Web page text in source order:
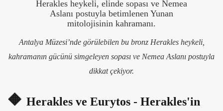
Antalya Müzesi’nde görülebilen bu bronz Herakles heykeli,
kahramanın gücünü simgeleyen sopası ve Nemea Aslanı postuyla
dikkat çekiyor.
🔶 Herakles ve Eurytos - Herakles'in